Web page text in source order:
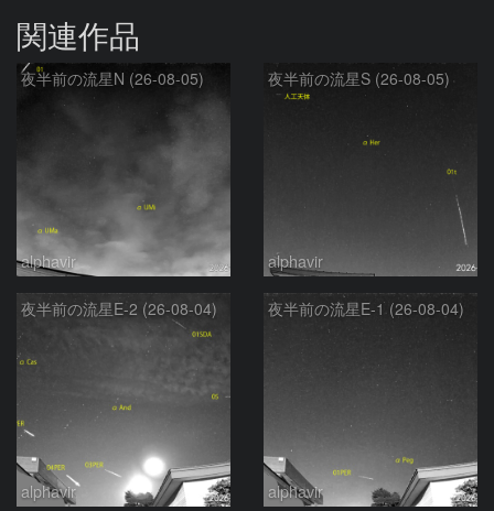
関連作品
夜半前の流星N (26-08-05)
alphavir
夜半前の流星S (26-08-05)
alphavir
夜半前の流星E-2 (26-08-04)
alphavir
夜半前の流星E-1 (26-08-04)
alphavir